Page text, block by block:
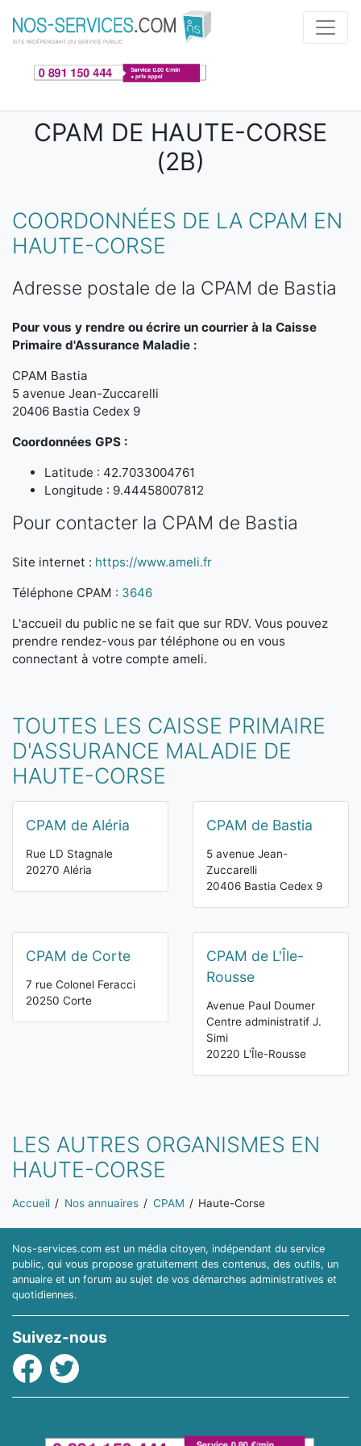
Aller au contenu principal
CPAM DE HAUTE-CORSE
(2B)
COORDONNÉES DE LA CPAM EN
HAUTE-CORSE
Adresse postale de la CPAM de Bastia
Pour vous y rendre ou écrire un courrier à la Caisse
Primaire d'Assurance Maladie :
CPAM Bastia
5 avenue Jean-Zuccarelli
20406 Bastia Cedex 9
Coordonnées GPS :
Latitude : 42.7033004761
Longitude : 9.44458007812
Pour contacter la CPAM de Bastia
Site internet : https://www.ameli.fr
Téléphone CPAM : 3646
L'accueil du public ne se fait que sur RDV. Vous pouvez
prendre rendez-vous par téléphone ou en vous
connectant à votre compte ameli.
TOUTES LES CAISSE PRIMAIRE
D'ASSURANCE MALADIE DE
HAUTE-CORSE
CPAM de Aléria
Rue LD Stagnale
20270 Aléria
CPAM de Bastia
5 avenue Jean-
Zuccarelli
20406 Bastia Cedex 9
CPAM de Corte
7 rue Colonel Feracci
20250 Corte
CPAM de L'Île-
Rousse
Avenue Paul Doumer
Centre administratif J.
Simi
20220 L'Île-Rousse
LES AUTRES ORGANISMES EN
HAUTE-CORSE
Vous êtes ici:
Accueil Nos annuaires CPAM Haute-Corse
Nos-services.com est un média citoyen, indépendant du service
public, qui vous propose gratuitement des contenus, des outils, un
annuaire et un forum au sujet de vos démarches administratives et
quotidiennes.
Suivez-nous
Facebook
Twitter